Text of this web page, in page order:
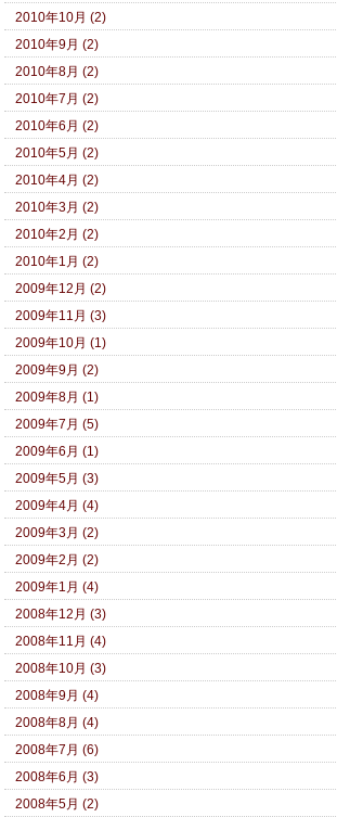
2010年10月 (2)
2010年9月 (2)
2010年8月 (2)
2010年7月 (2)
2010年6月 (2)
2010年5月 (2)
2010年4月 (2)
2010年3月 (2)
2010年2月 (2)
2010年1月 (2)
2009年12月 (2)
2009年11月 (3)
2009年10月 (1)
2009年9月 (2)
2009年8月 (1)
2009年7月 (5)
2009年6月 (1)
2009年5月 (3)
2009年4月 (4)
2009年3月 (2)
2009年2月 (2)
2009年1月 (4)
2008年12月 (3)
2008年11月 (4)
2008年10月 (3)
2008年9月 (4)
2008年8月 (4)
2008年7月 (6)
2008年6月 (3)
2008年5月 (2)